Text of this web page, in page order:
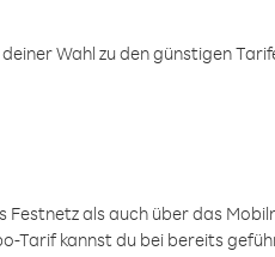
Wahl zu den günstigen
als auch über das
Tarif kannst du bei bereits